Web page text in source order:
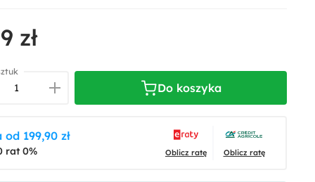
2
20
zł
Do koszyka
od 199,90 zł
rat 0% Oblicz ratę Oblicz ratę